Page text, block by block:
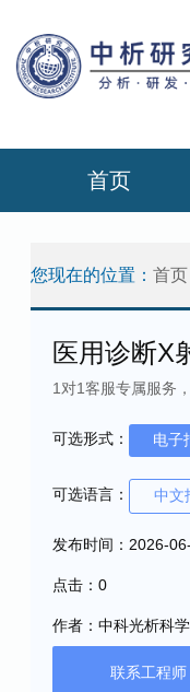
首页
您现在的位置： 首页
医用诊断X
1对1客服专属服务
可选形式： 电子
可选语言： 中文
发布时间：2026-
点击：0
作者：中科光析科
联系工程师